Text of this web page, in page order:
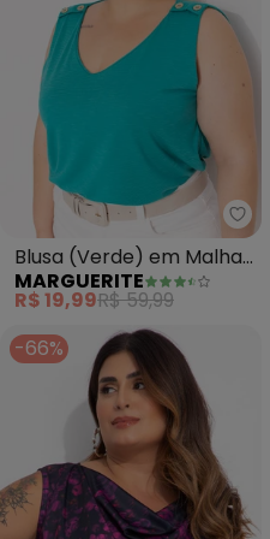
Blusa (Verde) em Malha
Flamê
MARGUERITE
R$ 19,99R$ 59,99
-66%